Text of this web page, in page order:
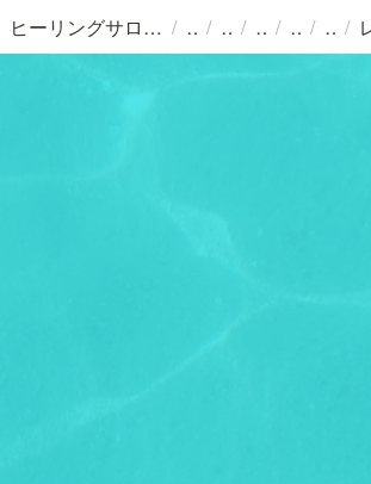
ヒーリングサロン＆スクールLC / / / / / /